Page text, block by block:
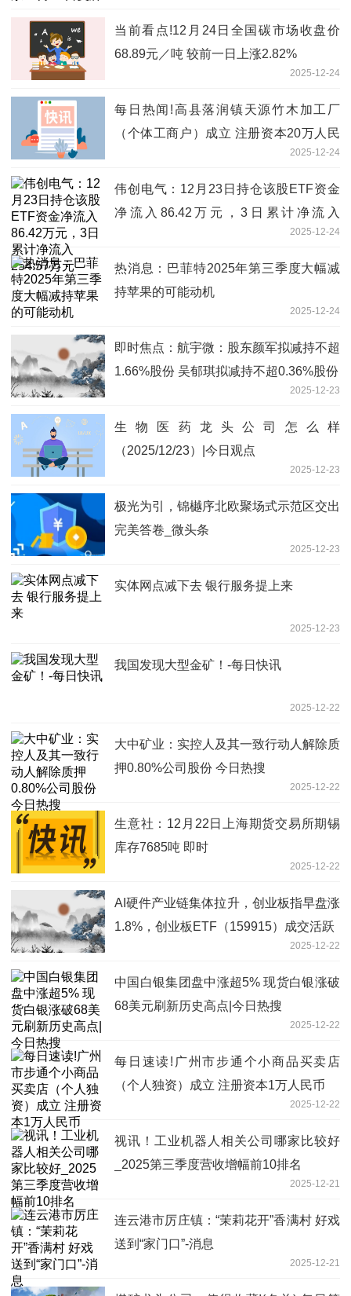
当前看点!12月24日全国碳市场收盘价
68.89元／吨 较前一日上涨2.82%
2025-12-24
每日热闻!高县落润镇天源竹木加工厂
（个体工商户）成立 注册资本20万人民
2025-12-24
伟创电气：12月23日持仓该股ETF资金
净流入86.42万元，3日累计净流入
2025-12-24
热消息：巴菲特2025年第三季度大幅减
持苹果的可能动机
2025-12-24
即时焦点：航宇微：股东颜军拟减持不超
1.66%股份 吴郁琪拟减持不超0.36%股份
2025-12-23
生物医药龙头公司怎么样
（2025/12/23）|今日观点
2025-12-23
极光为引，锦樾序北欧聚场式示范区交出
完美答卷_微头条
2025-12-23
实体网点减下去 银行服务提上来
2025-12-23
我国发现大型金矿！-每日快讯
2025-12-22
大中矿业：实控人及其一致行动人解除质
押0.80%公司股份 今日热搜
2025-12-22
生意社：12月22日上海期货交易所期锡
库存7685吨 即时
2025-12-22
AI硬件产业链集体拉升，创业板指早盘涨
1.8%，创业板ETF（159915）成交活跃
2025-12-22
中国白银集团盘中涨超5% 现货白银涨破
68美元刷新历史高点|今日热搜
2025-12-22
每日速读!广州市步通个小商品买卖店
（个人独资）成立 注册资本1万人民币
2025-12-22
视讯！工业机器人相关公司哪家比较好
_2025第三季度营收增幅前10排名
2025-12-21
连云港市厉庄镇：“茉莉花开”香满村 好戏
送到“家门口”-消息
2025-12-21